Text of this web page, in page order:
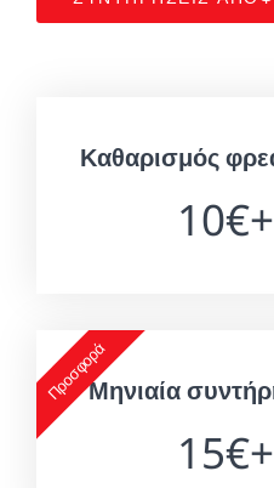
Καθαρισμός
ΠροσφοράΜηνιαία